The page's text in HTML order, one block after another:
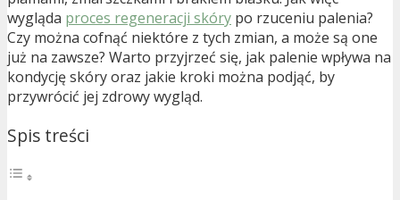
wygląda proces regeneracji skóry po rzuceniu palenia?
Czy można cofnąć niektóre z tych zmian, a może są one
już na zawsze? Warto przyjrzeć się, jak palenie wpływa na
kondycję skóry oraz jakie kroki można podjąć, by
przywrócić jej zdrowy wygląd.
Spis treści